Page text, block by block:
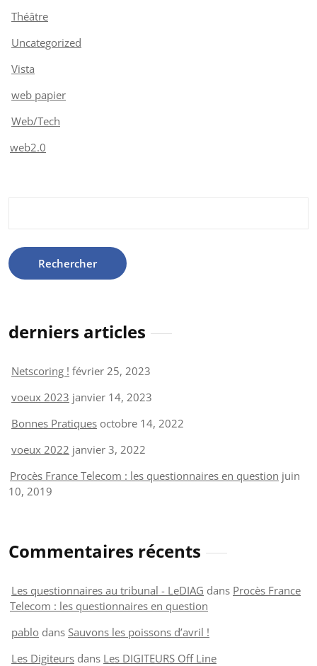
Théâtre
Uncategorized
Vista
web papier
Web/Tech
web2.0
derniers articles
Netscoring ! février 25, 2023
voeux 2023 janvier 14, 2023
Bonnes Pratiques octobre 14, 2022
voeux 2022 janvier 3, 2022
Procès France Telecom : les questionnaires en question juin
10, 2019
Commentaires récents
Les questionnaires au tribunal - LeDIAG dans Procès France
Telecom : les questionnaires en question
pablo dans Sauvons les poissons d’avril !
Les Digiteurs dans Les DIGITEURS Off Line